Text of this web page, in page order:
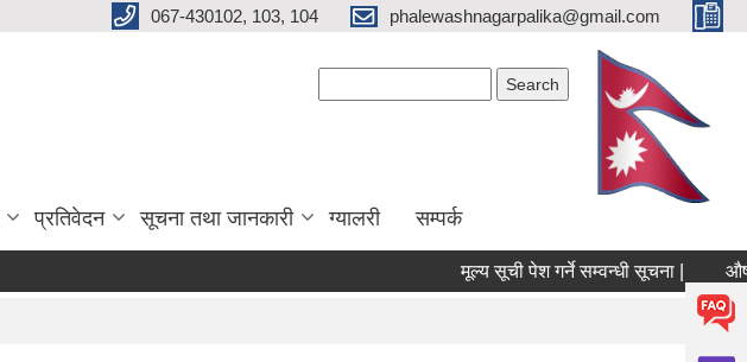
067-430102, 103, 104 phalewashnagarpalika@gmail.com
प्रतिवेदन सूचना तथा जानकारी ग्यालरी सम्पर्क
मूल्य सूची पेश गर्ने सम्वन्धी सूचना |